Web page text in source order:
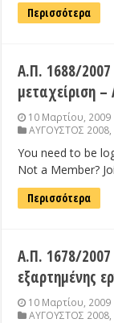
Περισσότερα
Α.Π. 1688/
μεταχείριση
10 Μαρτίου, 2009
ΑΥΓΟΥΣΤΟΣ 2008,
You need to be
Not a Member?
Περισσότερα
Α.Π. 1678/
εξαρτημένης
10 Μαρτίου, 2009
ΑΥΓΟΥΣΤΟΣ 2008,